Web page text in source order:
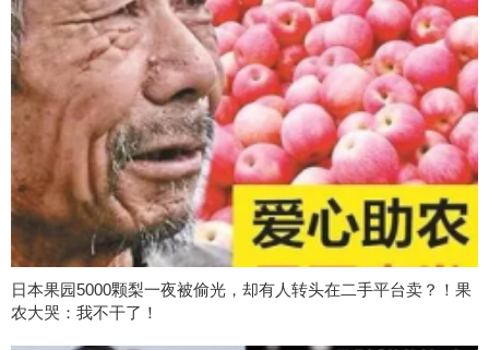
日本果园5000颗梨一夜被偷光，却有人转头在二手平台卖？！果
农大哭：我不干了！